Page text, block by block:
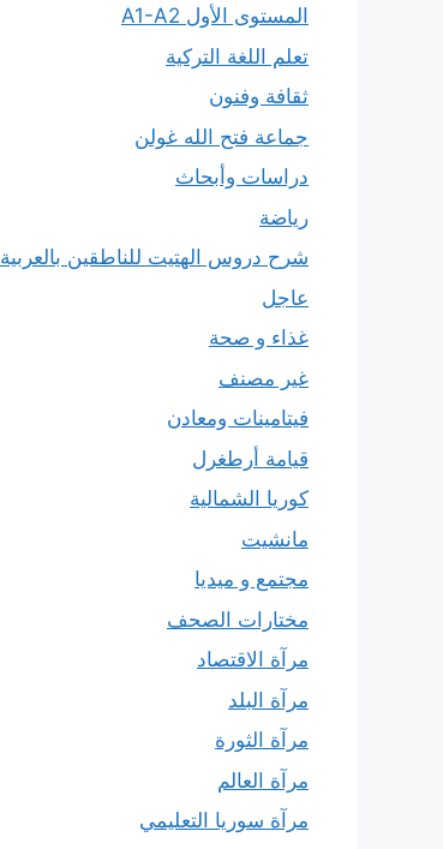
المستوى الأول A1-A2
تعلم اللغة التركية
ثقافة وفنون
جماعة فتح الله غولن
دراسات وأبحاث
رياضة
شرح دروس الهتيت للناطقين بالعربية
عاجل
غذاء و صحة
غير مصنف
فيتامينات ومعادن
قيامة أرطغرل
كوريا الشمالية
مانشيت
مجتمع و ميديا
مختارات الصحف
مرآة الاقتصاد
مرآة البلد
مرآة الثورة
مرآة العالم
مرآة سوريا التعليمي